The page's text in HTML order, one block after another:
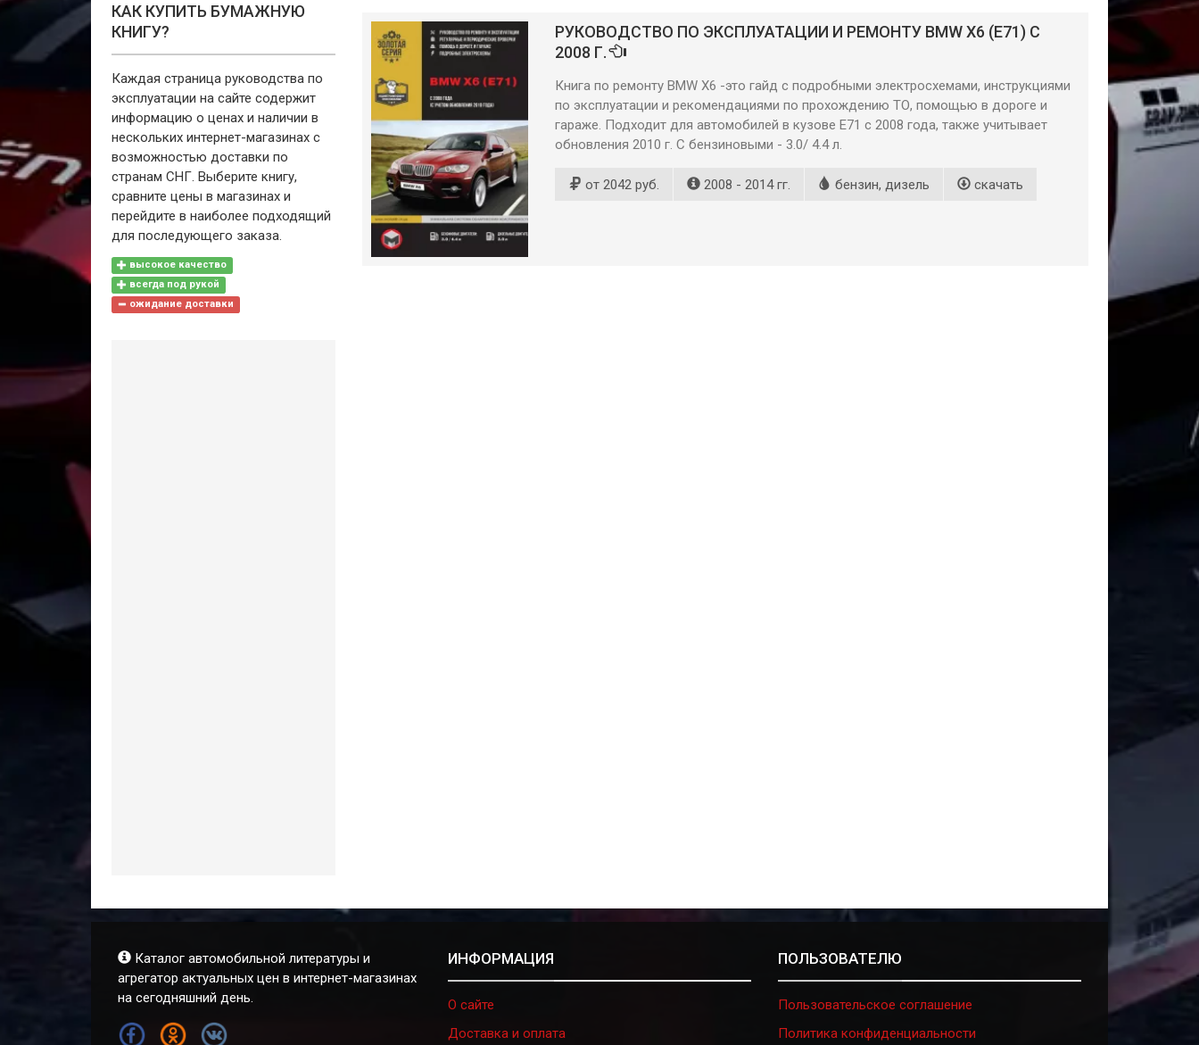
РУКОВОДСТВО ПО ЭКСПЛУАТАЦИИ И РЕМОНТУ BMW X6 (E71) С
2008 Г.
Книга по ремонту BMW X6 -это гайд с подробными электросхемами, инструкциями
по эксплуатации и рекомендациями по прохождению ТО, помощью в дороге и
гараже. Подходит для автомобилей в кузове E71 с 2008 года, также учитывает
обновления 2010 г. С бензиновыми - 3.0/ 4.4 л.
от 2042 руб. 2008 - 2014 гг. бензин, дизель скачать
КАК КУПИТЬ БУМАЖНУЮ
КНИГУ?
Каждая страница руководства по
эксплуатации на сайте содержит
информацию о ценах и наличии в
нескольких интернет-магазинах с
возможностью доставки по
странам СНГ. Выберите книгу,
сравните цены в магазинах и
перейдите в наиболее подходящий
для последующего заказа.
высокое качество
всегда под рукой
ожидание доставки
Каталог автомобильной литературы и
агрегатор актуальных цен в интернет-магазинах
на сегодняшний день.
FB OK VK
ИНФОРМАЦИЯ
О сайте
Доставка и оплата
ПОЛЬЗОВАТЕЛЮ
Пользовательское соглашение
Политика конфиденциальности